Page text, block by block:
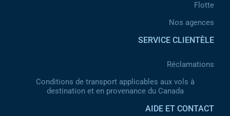
Flotte
Nos agences
SERVICE CLIENTÈLE
Réclamations
Conditions de transport applicables aux vols à
destination et en provenance du Canada
AIDE ET CONTACT